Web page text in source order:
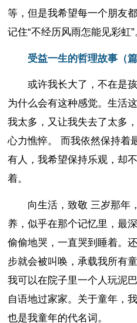
等，但是我希望每一个朋友
记住“不经历风雨怎能见彩虹”
受益一生的哲理故事（篇
或许我长大了，不在是
为什么会有这种感觉。生活
我太多，又让我失去了太多
心力憔悴。 而我依然保持着
有人，我希望保持乐观，却
着。
向生活，致敬 三岁那年
养，似乎在那个记忆里，最
偷偷地哭，一直哭到睡着。
步就会被叫唤，承载我所有
我可以在院子里一个人玩泥
自语地过家家。关于童年，
也是我童年的代名词。